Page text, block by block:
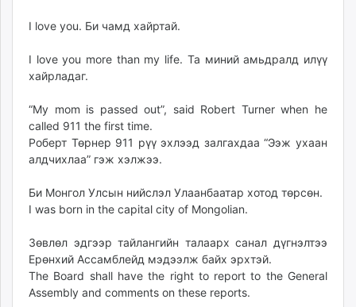
I love you. Би чамд хайртай.
I love you more than my life. Та миний амьдралд илүү
хайрладаг.
“My mom is passed out”, said Robert Turner when he
called 911 the first time.
Роберт Төрнер 911 рүү эхлээд залгахдаа “Ээж ухаан
алдчихлаа” гэж хэлжээ.
Би Монгол Улсын нийслэл Улаанбаатар хотод төрсөн.
I was born in the capital city of Mongolian.
Зөвлөл эдгээр тайлангийн талаарх санал дүгнэлтээ
Ерөнхий Ассамблейд мэдээлж байх эрхтэй.
The Board shall have the right to report to the General
Assembly and comments on these reports.